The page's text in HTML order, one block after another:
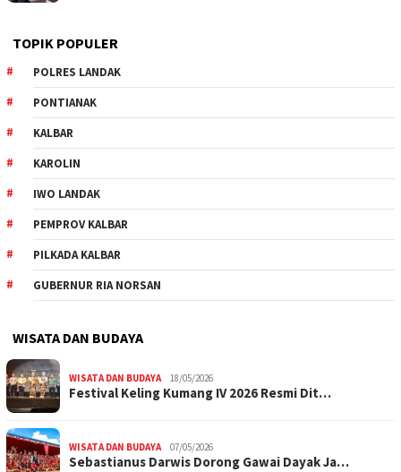
TOPIK POPULER
POLRES LANDAK
PONTIANAK
KALBAR
KAROLIN
IWO LANDAK
PEMPROV KALBAR
PILKADA KALBAR
GUBERNUR RIA NORSAN
WISATA DAN BUDAYA
WISATA DAN BUDAYA 18/05/2026
Festival Keling Kumang IV 2026 Resmi Dit…
WISATA DAN BUDAYA 07/05/2026
Sebastianus Darwis Dorong Gawai Dayak Ja…